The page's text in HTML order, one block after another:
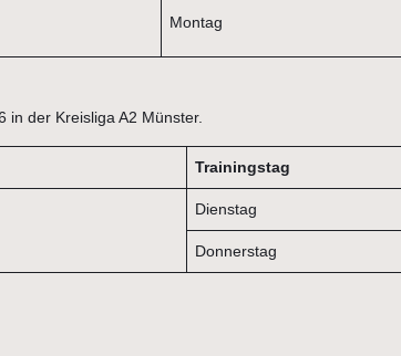
Montag
in der Kreisliga A2 Münster.
Trainingstag
Dienstag
Donnerstag